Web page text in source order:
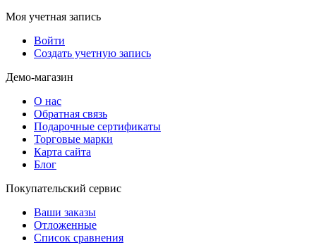
Моя учетная запись
Войти
Создать учетную запись
Демо-магазин
О нас
Обратная связь
Подарочные сертификаты
Торговые марки
Карта сайта
Блог
Покупательский сервис
Ваши заказы
Отложенные
Список сравнения